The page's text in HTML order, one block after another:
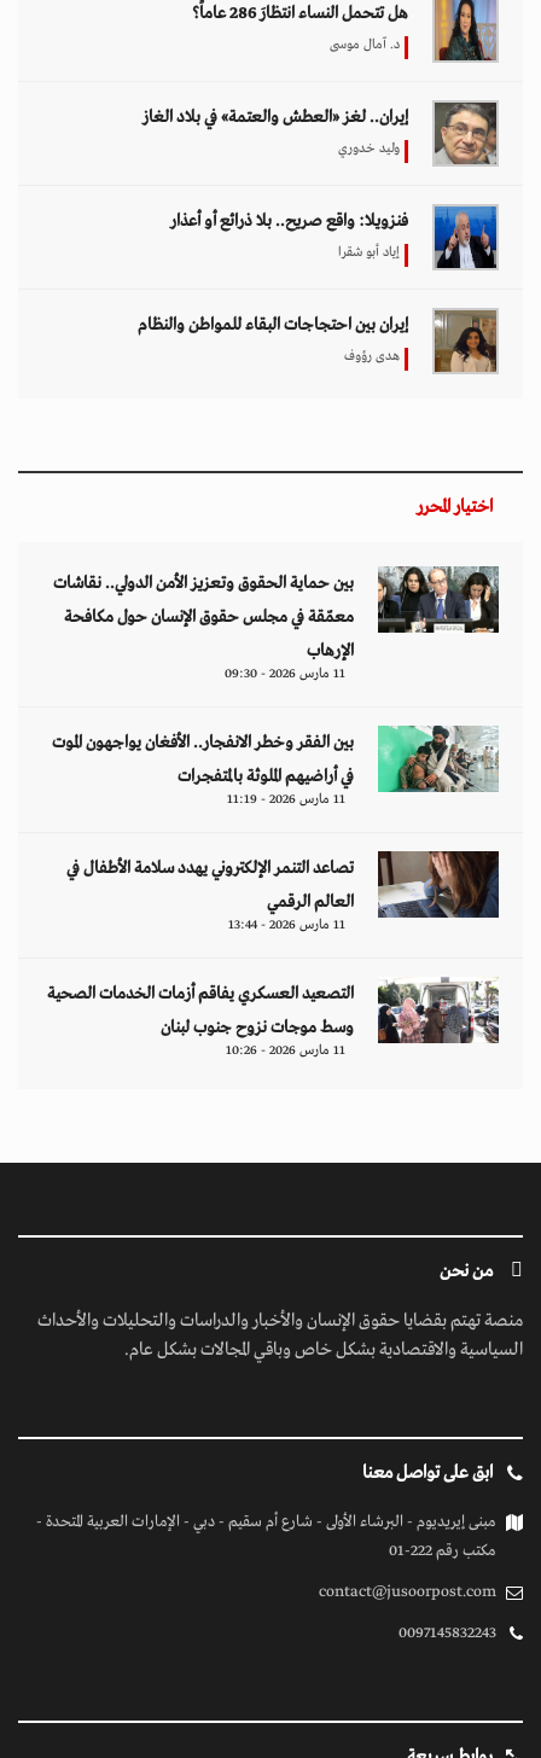
هل تتحمل النساء انتظارَ 286 عاماً؟
د. آمال موسى
إيران.. لغز «العطش والعتمة» في بلاد الغاز
وليد خدوري
فنزويلا: واقع صريح.. بلا ذرائع أو أعذار
إياد أبو شقرا
إيران بين احتجاجات البقاء للمواطن والنظام
هدى رؤوف
اختيار المحرر
بين حماية الحقوق وتعزيز الأمن الدولي.. نقاشات
معمّقة في مجلس حقوق الإنسان حول مكافحة
الإرهاب
11 مارس 2026 - 09:30
بين الفقر وخطر الانفجار.. الأفغان يواجهون الموت
في أراضيهم الملوثة بالمتفجرات
11 مارس 2026 - 11:19
تصاعد التنمر الإلكتروني يهدد سلامة الأطفال في
العالم الرقمي
11 مارس 2026 - 13:44
التصعيد العسكري يفاقم أزمات الخدمات الصحية
وسط موجات نزوح جنوب لبنان
11 مارس 2026 - 10:26
من نحن
منصة تهتم بقضايا حقوق الإنسان والأخبار والدراسات والتحليلات والأحداث
السياسية والاقتصادية بشكل خاص وباقي المجالات بشكل عام.
ابق على تواصل معنا
مبنى إيريديوم - البرشاء الأولى - شارع أم سقيم - دبي - الإمارات العربية المتحدة -
مكتب رقم 222-01
contact@jusoorpost.com
0097145832243